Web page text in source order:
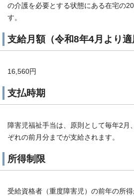
の介護を必要とする状態にある在宅の
す。
支給月額（令和8年4月より適
16,560円
支払時期
障害児福祉手当は、原則として毎年2月
ぞれの前月分までが支給されます。
所得制限
受給資格者（重度障害児）の前年の所